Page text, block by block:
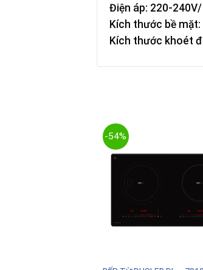
Điện áp: 220-
Kích thước bề
Kích thước khoét
-54%